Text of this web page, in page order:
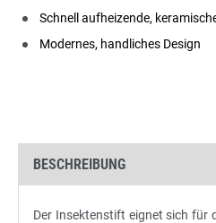
Schnell aufheizende,
Modernes, handliches Design
BESCHREIBUNG
Der Insektenstift eignet sich für